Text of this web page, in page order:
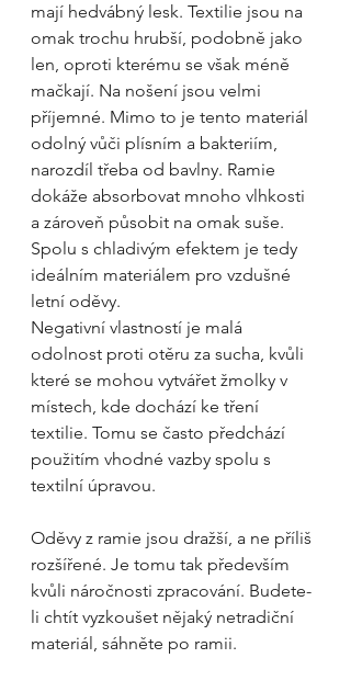
mají hedvábný lesk. Textilie jsou na
omak trochu hrubší, podobně jako
len, oproti kterému se však méně
mačkají. Na nošení jsou velmi
příjemné. Mimo to je tento materiál
odolný vůči plísním a bakteriím,
narozdíl třeba od bavlny. Ramie
dokáže absorbovat mnoho vlhkosti
a zároveň působit na omak suše.
Spolu s chladivým efektem je tedy
ideálním materiálem pro vzdušné
letní oděvy.
Negativní vlastností je malá
odolnost proti otěru za sucha, kvůli
které se mohou vytvářet žmolky v
místech, kde dochází ke tření
textilie. Tomu se často předchází
použitím vhodné vazby spolu s
textilní úpravou.
Oděvy z ramie jsou dražší, a ne příliš
rozšířené. Je tomu tak především
kvůli náročnosti zpracování. Budete-
li chtít vyzkoušet nějaký netradiční
materiál, sáhněte po ramii.